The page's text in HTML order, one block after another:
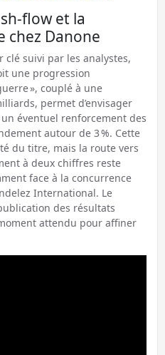
flow et la
chez Danone
clé suivi par les analystes,
une progression
», couplé à une
permet d’envisager
éventuel renforcement des
autour de 3 %. Cette
du titre, mais la route vers
à deux chiffres reste
face à la concurrence
International. Le
des résultats
attendu pour affiner